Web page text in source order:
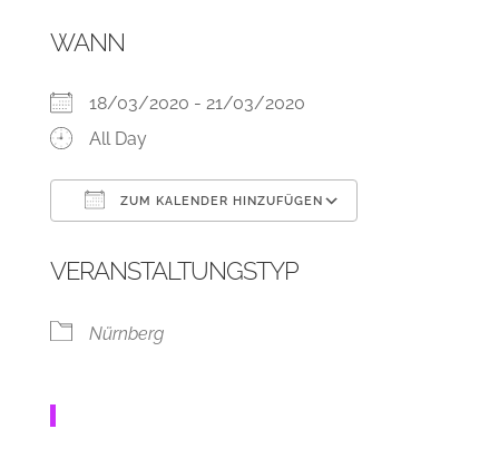
WANN
18/03/2020 - 21/03/2020
All Day
ZUM KALENDER HINZUFÜGEN
VERANSTALTUNGSTYP
Nürnberg